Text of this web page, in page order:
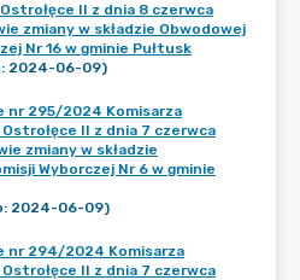
II z dnia 8 czerwca
zmiany w składzie Obwodowej
Nr 16 w gminie Pułtusk
2024-06-09)
nr 295/2024 Komisarza
II z dnia 7 czerwca
zmiany w składzie
Wyborczej Nr 6 w gminie
2024-06-09)
nr 294/2024 Komisarza
II z dnia 7 czerwca